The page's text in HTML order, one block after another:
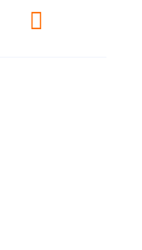
